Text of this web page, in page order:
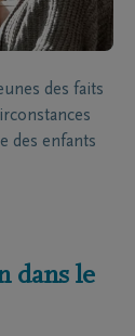
des faits
des enfants
dans le